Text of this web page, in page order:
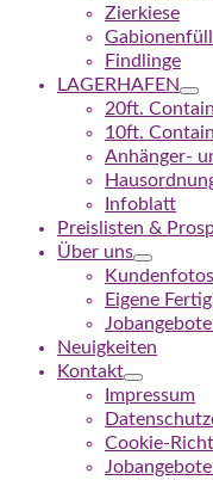
Zierkiese
Findlinge
LAGERHAFEN
20ft.
10ft.
Anhänger-
Infoblatt
Preislisten &
Über uns
Kundenfotos
Eigene
Neuigkeiten
Kontakt
Impressum
Cookie-